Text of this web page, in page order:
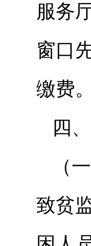
服务
窗口
缴费。
四
（
致贫